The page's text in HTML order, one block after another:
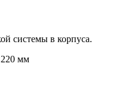
системы в корпуса.
мм